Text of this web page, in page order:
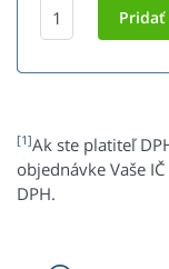
[1]Ak ste platiteľ
objednávke Vaše
DPH.